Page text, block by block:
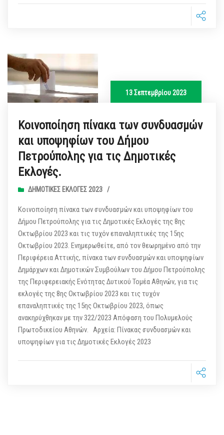
13 Σεπτεμβρίου 2023
Kοινοποίηση πίνακα των συνδυασμών
και υποψηφίων του Δήμου
Πετρούπολης για τις Δημοτικές
Εκλογές.
ΔΗΜΟΤΙΚΈΣ ΕΚΛΟΓΈΣ 2023 /
Kοινοποίηση πίνακα των συνδυασμών και υποψηφίων του
Δήμου Πετρούπολης για τις Δημοτικές Εκλογές της 8ης
Οκτωβρίου 2023 και τις τυχόν επαναληπτικές της 15ης
Οκτωβρίου 2023. Ενημερωθείτε, από τον θεωρημένο από την
Περιφέρεια Αττικής, πίνακα των συνδυασμών και υποψηφίων
Δημάρχων και Δημοτικών Συμβούλων του Δήμου Πετρούπολης
της Περιφερειακής Ενότητας Δυτικού Τομέα Αθηνών, για τις
εκλογές της 8ης Οκτωβρίου 2023 και τις τυχόν
επαναληπτικές της 15ης Οκτωβρίου 2023, όπως
ανακηρύχθηκαν με την 322/2023 Απόφαση του Πολυμελούς
Πρωτοδικείου Αθηνών. Αρχεία: Πίνακας συνδυασμών και
υποψηφίων για τις Δημοτικές Εκλογές 2023